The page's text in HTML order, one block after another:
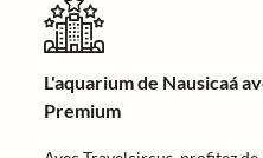
L'aquarium de Nausicaá
Premium